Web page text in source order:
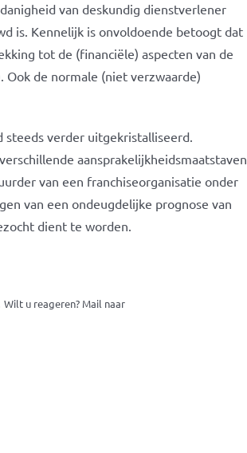
van deskundig dienstverlener
is. Kennelijk is onvoldoende betoogt dat
tot de (financiële) aspecten van de
de normale (niet verzwaarde)
steeds verder uitgekristalliseerd.
aansprakelijkheidsmaatstaven
van een franchiseorganisatie onder
van een ondeugdelijke prognose van
dient te worden.
Wilt u reageren? Mail naar